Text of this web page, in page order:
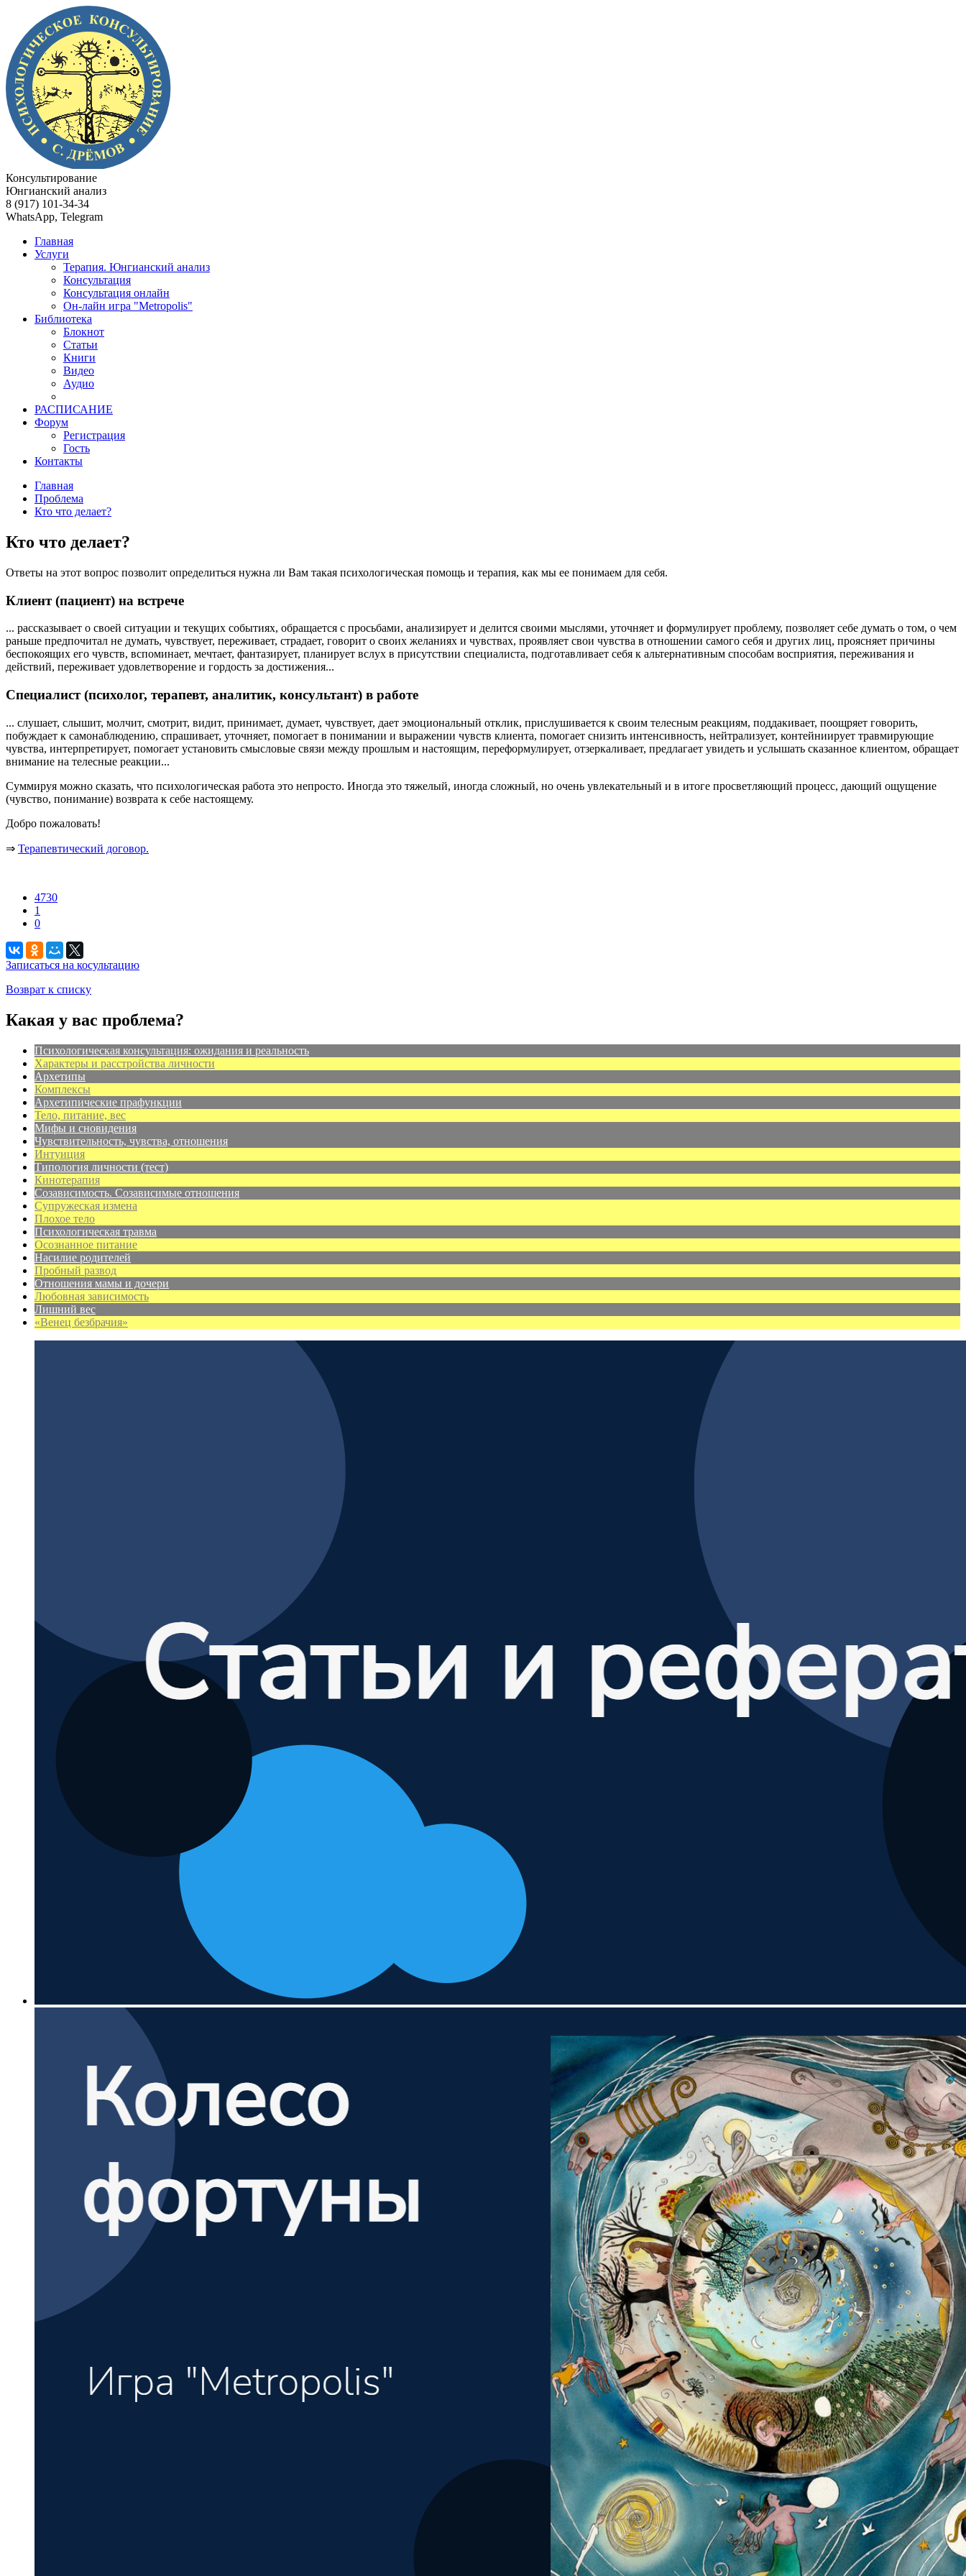
Консультирование
Юнгианский анализ
8 (917) 101-34-34
WhatsApp, Telegram
Главная
Услуги
Терапия. Юнгианский анализ
Консультация
Консультация онлайн
Он-лайн игра "Metropolis"
Библиотека
Блокнот
Статьи
Книги
Видео
Аудио
РАСПИСАНИЕ
Форум
Регистрация
Гость
Контакты
Главная
Проблема
Кто что делает?
Кто что делает?
Ответы на этот вопрос позволит определиться нужна ли Вам такая психологическая помощь и терапия, как мы ее понимаем для себя.
Клиент (пациент) на встрече
... рассказывает о своей ситуации и текущих событиях, обращается с просьбами, анализирует и делится своими мыслями, уточняет и формулирует проблему, позволяет себе думать о том, о чем
раньше предпочитал не думать, чувствует, переживает, страдает, говорит о своих желаниях и чувствах, проявляет свои чувства в отношении самого себя и других лиц, проясняет причины
беспокоящих его чувств, вспоминает, мечтает, фантазирует, планирует вслух в присутствии специалиста, подготавливает себя к альтернативным способам восприятия, переживания и
действий, переживает удовлетворение и гордость за достижения...
Специалист (психолог, терапевт, аналитик, консультант) в работе
... слушает, слышит, молчит, смотрит, видит, принимает, думает, чувствует, дает эмоциональный отклик, прислушивается к своим телесным реакциям, поддакивает, поощряет говорить,
побуждает к самонаблюдению, спрашивает, уточняет, помогает в понимании и выражении чувств клиента, помогает снизить интенсивность, нейтрализует, контейниирует травмирующие
чувства, интерпретирует, помогает установить смысловые связи между прошлым и настоящим, переформулирует, отзеркаливает, предлагает увидеть и услышать сказанное клиентом, обращает
внимание на телесные реакции...
Суммируя можно сказать, что психологическая работа это непросто. Иногда это тяжелый, иногда сложный, но очень увлекательный и в итоге просветляющий процесс, дающий ощущение
(чувство, понимание) возврата к себе настоящему.
Добро пожаловать!
⇒ Терапевтический договор.
4730
1
0
Записаться на косультацию
Возврат к списку
Какая у вас проблема?
Психологическая консультация: ожидания и реальность
Характеры и расстройства личности
Архетипы
Комплексы
Архетипические прафункции
Тело, питание, вес
Мифы и сновидения
Чувствительность, чувства, отношения
Интуиция
Типология личности (тест)
Кинотерапия
Созависимость. Созависимые отношения
Супружеская измена
Плохое тело
Психологическая травма
Осознанное питание
Насилие родителей
Пробный развод
Отношения мамы и дочери
Любовная зависимость
Лишний вес
«Венец безбрачия»